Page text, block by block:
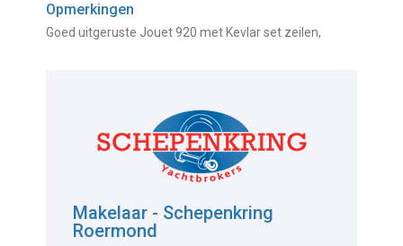
Opmerkingen
Goed uitgeruste Jouet 920 met Kevlar set zeilen,
Makelaar - Schepenkring
Roermond